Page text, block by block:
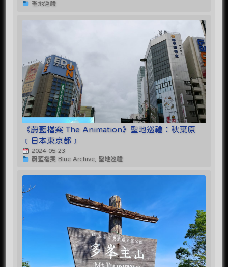
聖地巡禮
《蔚藍檔案 The Animation》聖地巡禮：秋葉原
﹝日本東京都﹞
2024-05-23
蔚藍檔案 Blue Archive, 聖地巡禮